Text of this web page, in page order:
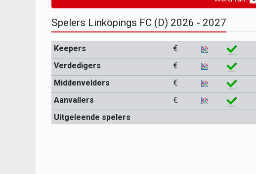
Spelers Linköpings FC (D) 2026 - 2027
Keepers
€
Verdedigers
€
Middenvelders
€
Aanvallers
€
Uitgeleende spelers